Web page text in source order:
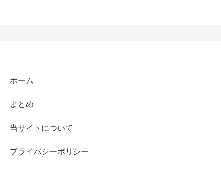
ホーム
まとめ
当サイトについて
プライバシーポリシー